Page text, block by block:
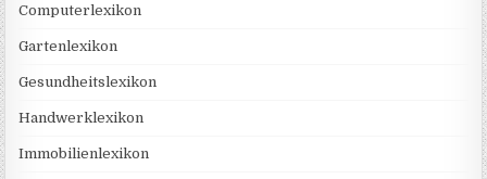
Computerlexikon
Gartenlexikon
Gesundheitslexikon
Handwerklexikon
Immobilienlexikon